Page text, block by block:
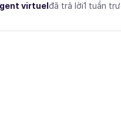
virtuelđã trả lời1 tuần